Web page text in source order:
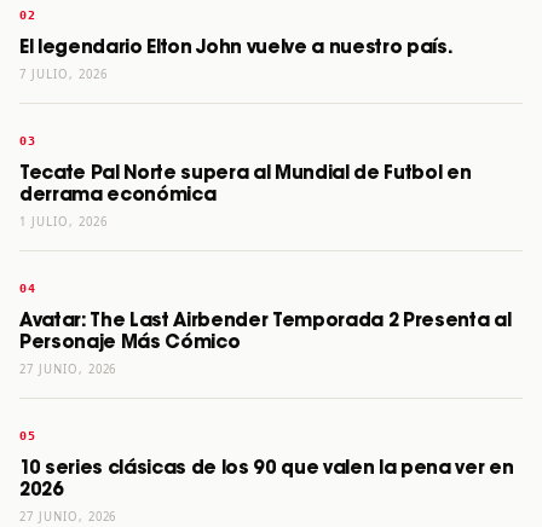
El legendario Elton John vuelve a nuestro país.
7 JULIO, 2026
Tecate Pal Norte supera al Mundial de Futbol en
derrama económica
1 JULIO, 2026
Avatar: The Last Airbender Temporada 2 Presenta al
Personaje Más Cómico
27 JUNIO, 2026
10 series clásicas de los 90 que valen la pena ver en
2026
27 JUNIO, 2026